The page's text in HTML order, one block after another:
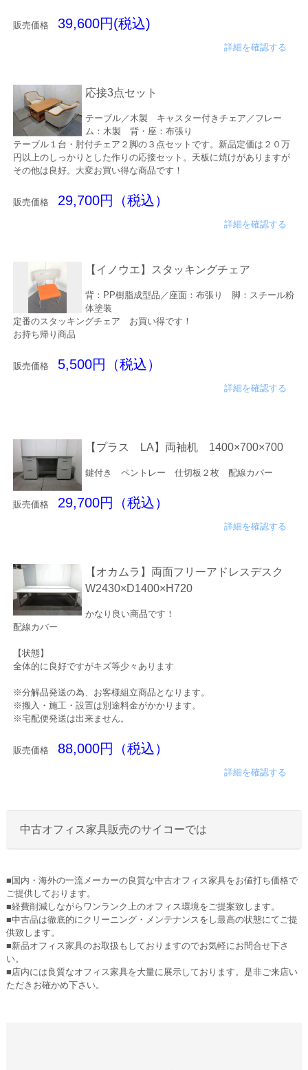
販売価格 39,600円(税込)
詳細を確認する
応接3点セット
テーブル／木製 キャスター付きチェア／フレー
ム：木製 背・座：布張り
テーブル１台・肘付チェア２脚の３点セットです。新品定価は２０万
円以上のしっかりとした作りの応接セット。天板に焼けがありますが
その他は良好。大変お買い得な商品です！
販売価格 29,700円（税込）
詳細を確認する
【イノウエ】スタッキングチェア
背：PP樹脂成型品／座面：布張り 脚：スチール粉
体塗装
定番のスタッキングチェア お買い得です！
お持ち帰り商品
販売価格 5,500円（税込）
詳細を確認する
【プラス LA】両袖机 1400×700×700
鍵付き ペントレー 仕切板２枚 配線カバー
販売価格 29,700円（税込）
詳細を確認する
【オカムラ】両面フリーアドレスデスク
W2430×D1400×H720
かなり良い商品です！
配線カバー
【状態】
全体的に良好ですがキズ等少々あります
※分解品発送の為、お客様組立商品となります。
※搬入・施工・設置は別途料金がかかります。
※宅配便発送は出来ません。
販売価格 88,000円（税込）
詳細を確認する
中古オフィス家具販売のサイコーでは
■国内・海外の一流メーカーの良質な中古オフィス家具をお値打ち価格で
ご提供しております。
■経費削減しながらワンランク上のオフィス環境をご提案致します。
■中古品は徹底的にクリーニング・メンテナンスをし最高の状態にてご提
供致します。
■新品オフィス家具のお取扱もしておりますのでお気軽にお問合せ下さ
い。
■店内には良質なオフィス家具を大量に展示しております。是非ご来店い
ただきお確かめ下さい。